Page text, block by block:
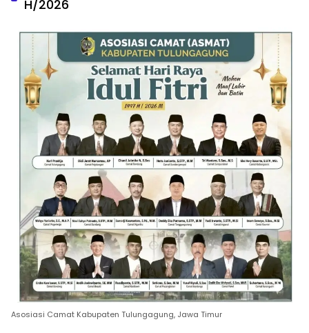
H/2026
Asosiasi Camat Kabupaten Tulungagung, Jawa Timur